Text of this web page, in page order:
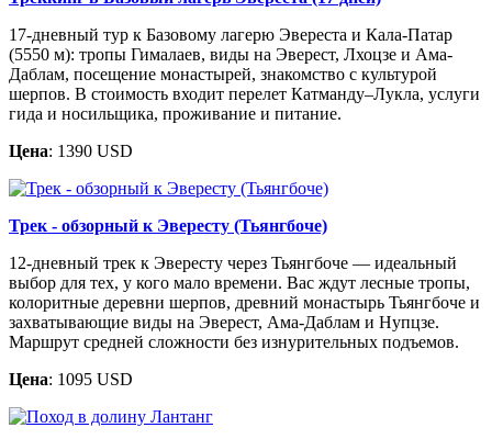
17-дневный тур к Базовому лагерю Эвереста и Кала-Патар
(5550 м): тропы Гималаев, виды на Эверест, Лхоцзе и Ама-
Даблам, посещение монастырей, знакомство с культурой
шерпов. В стоимость входит перелет Катманду–Лукла, услуги
гида и носильщика, проживание и питание.
Цена: 1390 USD
Трек - обзорный к Эвересту (Тьянгбоче)
12-дневный трек к Эвересту через Тьянгбоче — идеальный
выбор для тех, у кого мало времени. Вас ждут лесные тропы,
колоритные деревни шерпов, древний монастырь Тьянгбоче и
захватывающие виды на Эверест, Ама-Даблам и Нупцзе.
Маршрут средней сложности без изнурительных подъемов.
Цена: 1095 USD